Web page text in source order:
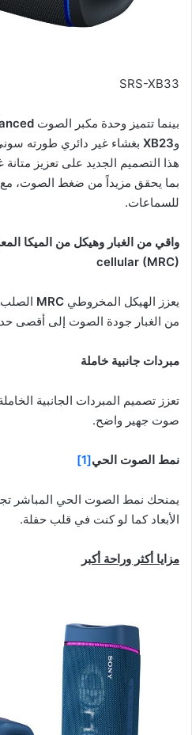
SRS-XB33
بينما تتميز وحدة مكبر الصوت
وXB23 بغشاء غير دائري طورته
هذا التصميم الجديد على تعزيز
بما يحقق مزيداً من ضغط الصوت،
للسماعات.
واقي من الغبار وهيكل من الميكا
cellular (MRC)
يعزز الهيكل المخروطي MRC
من الغبار جودة الصوت إلى أقصى
مبردات جانبية خاملة
تعزز تصميم المبردات الجانبية
صوت جهير واضح.
نمط الصوت الحي[1]
يمنحك نمط الصوت الحي المباشر
الأبعاد كما لو كنت في قلب حفلة.
مزايا أكثر وراحة أكبر